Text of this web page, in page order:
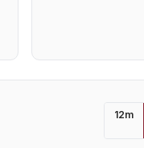
12m